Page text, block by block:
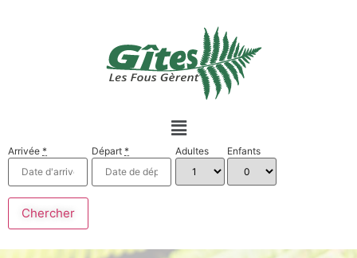
Arrivée * Départ * Adultes Enfants